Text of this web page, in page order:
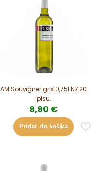
AM Souvigner gris 0,75l NZ 20
plsu.
9,90 €
Pridať do košíka